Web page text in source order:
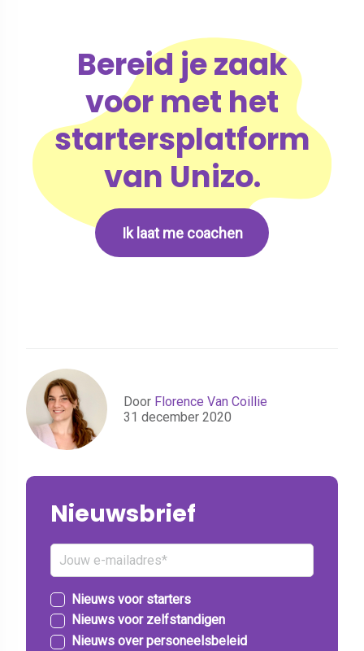
Bereid je zaak
voor met het
startersplatform
van Unizo.
Ik laat me coachen
Door Florence Van Coillie
31 december 2020
Nieuwsbrief
Nieuws voor starters
Nieuws voor zelfstandigen
Nieuws over personeelsbeleid